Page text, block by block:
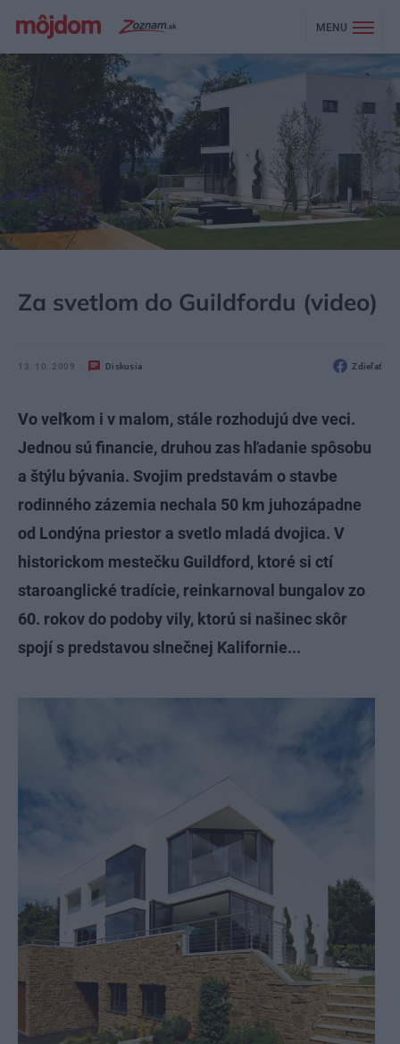
MENU
Za svetlom do Guildfordu (video)
13. 10. 2009 Diskusia Zdieľať
Vo veľkom i v malom, stále rozhodujú dve veci.
Jednou sú financie, druhou zas hľadanie spôsobu
a štýlu bývania. Svojim predstavám o stavbe
rodinného zázemia nechala 50 km juhozápadne
od Londýna priestor a svetlo mladá dvojica. V
historickom mestečku Guildford, ktoré si ctí
staroanglické tradície, reinkarnoval bungalov zo
60. rokov do podoby vily, ktorú si našinec skôr
spojí s predstavou slnečnej Kalifornie...